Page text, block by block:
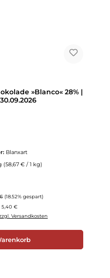
»Blanco« 28% |
Blanxart
(58,67 € / 1 kg)
Preis:
(18.52% gespart)
5,40 €
Versandkosten